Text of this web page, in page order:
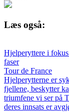
Læs også:
Hjelperyttere i
faser
Tour de France
Hjelperytterne er
fjellene, beskytter
triumfene vi ser på
deres innsats er